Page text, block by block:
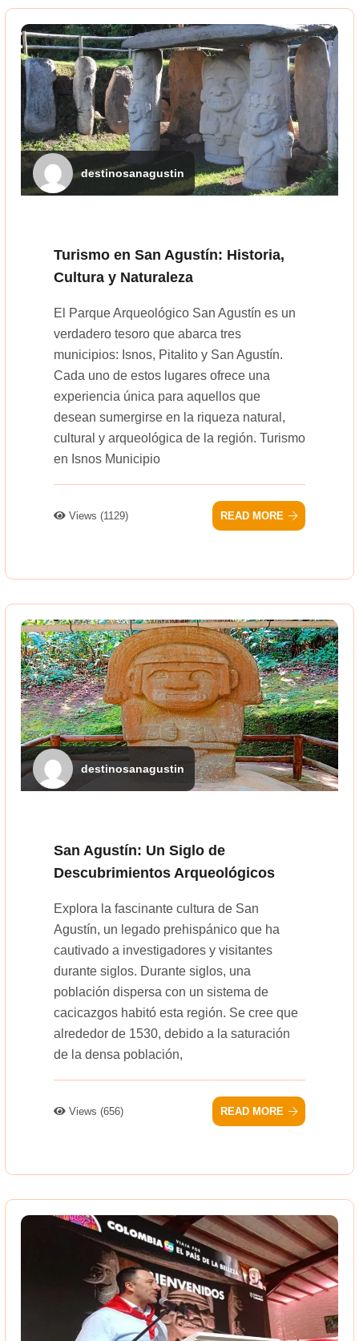
destinosanagustin
Turismo en San Agustín: Historia,
Cultura y Naturaleza
El Parque Arqueológico San Agustín es un
verdadero tesoro que abarca tres
municipios: Isnos, Pitalito y San Agustín.
Cada uno de estos lugares ofrece una
experiencia única para aquellos que
desean sumergirse en la riqueza natural,
cultural y arqueológica de la región. Turismo
en Isnos Municipio
Views (1129) READ MORE
destinosanagustin
San Agustín: Un Siglo de
Descubrimientos Arqueológicos
Explora la fascinante cultura de San
Agustín, un legado prehispánico que ha
cautivado a investigadores y visitantes
durante siglos. Durante siglos, una
población dispersa con un sistema de
cacicazgos habitó esta región. Se cree que
alrededor de 1530, debido a la saturación
de la densa población,
Views (656) READ MORE